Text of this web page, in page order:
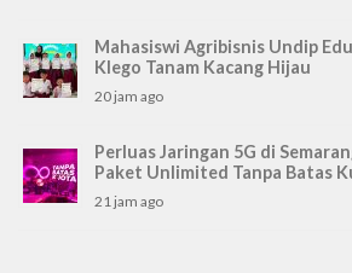
Mahasiswi Agribisnis Undip
Klego Tanam Kacang Hijau
20 jam ago
Perluas Jaringan 5G di
Paket Unlimited Tanpa Batas
21 jam ago